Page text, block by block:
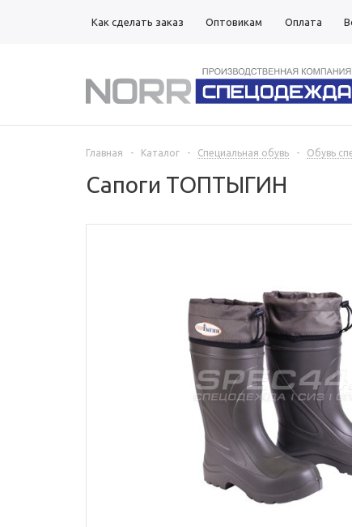
Как сделать заказ Оптовикам Оплата
Главная - Каталог - Специальная обувь - Обувь
Сапоги ТОПТЫГИН